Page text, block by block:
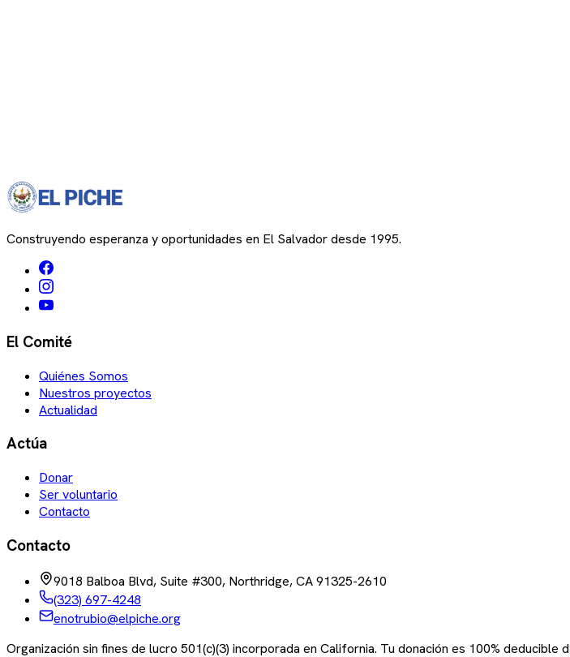
Construyendo esperanza y oportunidades en El Salvador desde 1995.
El Comité
Quiénes Somos
Nuestros proyectos
Actualidad
Actúa
Donar
Ser voluntario
Contacto
Contacto
9018 Balboa Blvd, Suite #300, Northridge, CA 91325-2610
(323) 697-4248
enotrubio@elpiche.org
Organización sin fines de lucro 501(c)(3) incorporada en California. Tu donación es 100% deducible